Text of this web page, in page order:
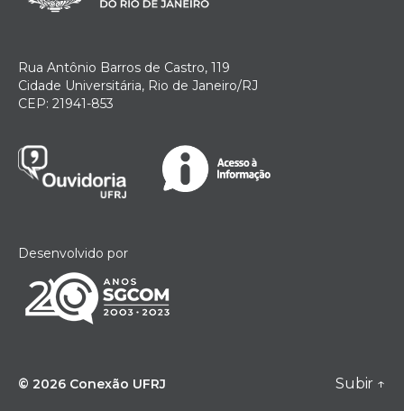
Rua Antônio Barros de Castro, 119
Cidade Universitária, Rio de Janeiro/RJ
CEP: 21941-853
Desenvolvido por
© 2026 Conexão UFRJ Subir ↑